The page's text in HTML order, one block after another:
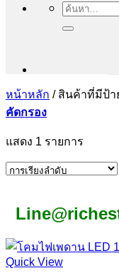
ค้นหา:
หน้าหลัก /สินค้าที่มีป้า
คัดกรอง
แสดง 1 รายการ
Quick View